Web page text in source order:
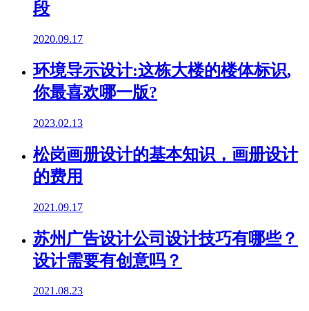
段
2020.09.17
环境导示设计:这栋大楼的楼体标识,
你最喜欢哪一版?
2023.02.13
松岗画册设计的基本知识，画册设计
的费用
2021.09.17
苏州广告设计公司设计技巧有哪些？
设计需要有创意吗？
2021.08.23